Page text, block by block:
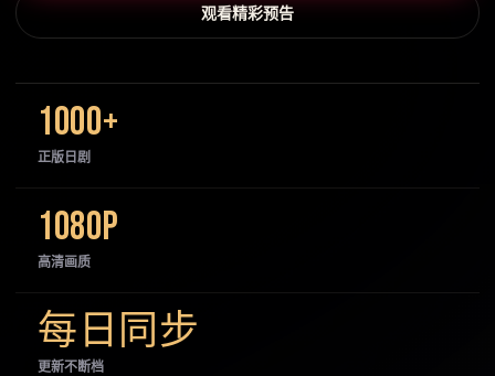
观看精彩预告
1000+
正版日剧
1080P
高清画质
每日同步
更新不断档